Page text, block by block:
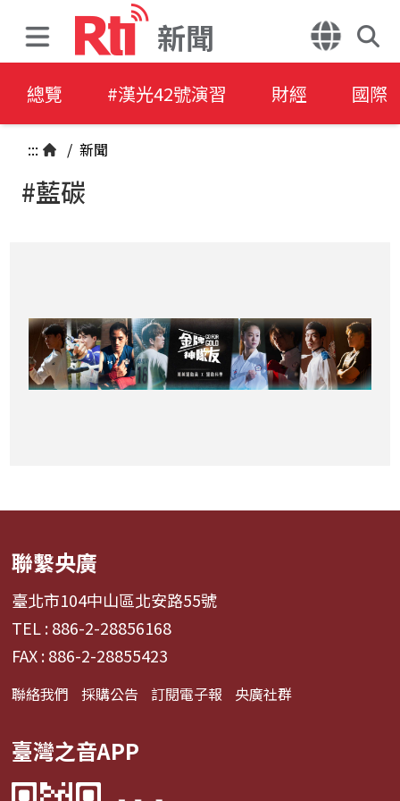
新聞
總覽 #漢光42號演習 財經 國際
::: / 新聞
#藍碳
聯繫央廣
臺北市104中山區北安路55號
TEL : 886-2-28856168
FAX : 886-2-28855423
聯絡我們 採購公告 訂閱電子報 央廣社群
臺灣之音APP